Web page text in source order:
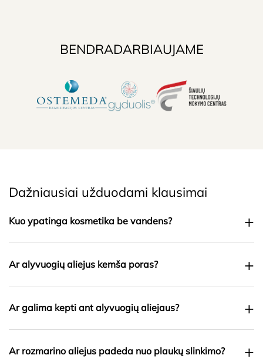
BENDRADARBIAUJAME
Dažniausiai užduodami klausimai
Kuo ypatinga kosmetika be vandens? +
Ar alyvuogių aliejus kemša poras? +
Ar galima kepti ant alyvuogių aliejaus? +
Ar rozmarino aliejus padeda nuo plaukų slinkimo? +